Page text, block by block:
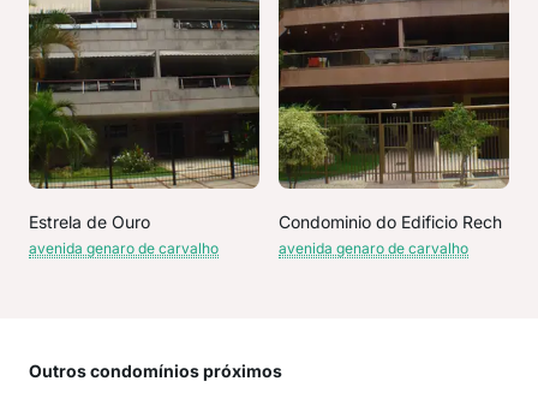
Estrela de Ouro
avenida genaro de carvalho
Condominio do Edificio Rech
avenida genaro de carvalho
Outros condomínios próximos